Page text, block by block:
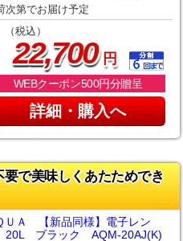
次第でお届け予定
（税込）
22,700円
WEBクーポン500円分贈呈
詳細・購入へ
で美味しくあたためでき
ＵＡ 【新品同様】電子レン
ブラック AQM-20AJ(K)